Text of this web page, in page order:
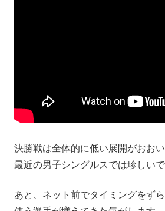
決勝戦は全体的に低い展開がおお
最近の男子シングルスでは珍しいで
あと、ネット前でタイミングをず